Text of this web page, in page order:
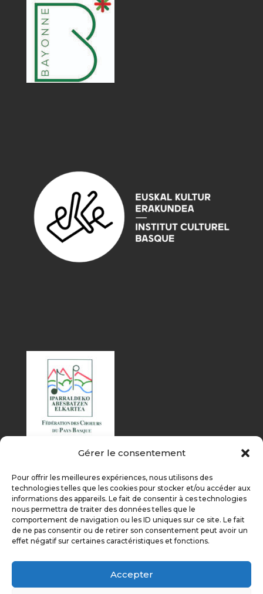
Gérer le consentement
Pour offrir les meilleures expériences, nous utilisons des
technologies telles que les cookies pour stocker et/ou accéder aux
informations des appareils. Le fait de consentir à ces technologies
nous permettra de traiter des données telles que le
comportement de navigation ou les ID uniques sur ce site. Le fait
de ne pas consentir ou de retirer son consentement peut avoir un
effet négatif sur certaines caractéristiques et fonctions.
Accepter